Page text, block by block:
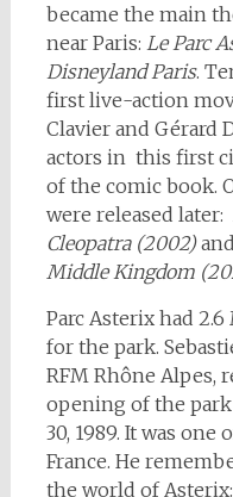
became the main
near Paris: Le Parc
Disneyland Paris.
first live-action
Clavier and Gérard
actors in this first
of the comic book.
were released later:
Cleopatra (2002)and
Middle Kingdom
Parc Asterix had
for the park.
RFM Rhône Alpes,
opening of the
30, 1989. It was
France. He
the world of